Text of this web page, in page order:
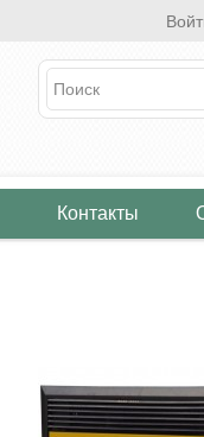
Контакты